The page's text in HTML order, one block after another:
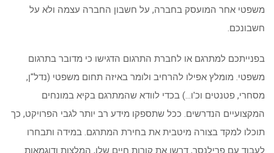
משפטי אחר המועסק בחברה, על חשבון החברה עצמה ולא על
חשבונכם.
בפנייתכם למתרגם או לחברת התרגום הדגישו כי מדובר בתרגום
משפטי. מומלץ אפילו להרחיב ולומר באיזה תחום משפטי (נדל"ן,
מסחרי, פטנטים וכ'ו…) בכדי לוודא שהמתרגם בקיא במונחים
המקצועיים הנדרשים. ככל שתספקו מידע רב יותר לגבי הפרויקט, כך
תוכלו למקד בצורה מיטבית את בחירת המתרגם. במידה ותבחרו
לעבוד עם פרילנסר, דרשו את קורות חיים שלו, המלצות ודוגמאות